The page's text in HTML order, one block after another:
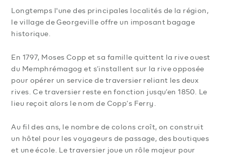
Longtemps l'une des principales localités de la région,
le village de Georgeville offre un imposant bagage
historique.
En 1797, Moses Copp et sa famille quittent la rive ouest
du Memphrémagog et s’installent sur la rive opposée
pour opérer un service de traversier reliant les deux
rives. Ce traversier reste en fonction jusqu’en 1850. Le
lieu reçoit alors le nom de Copp’s Ferry.
Au fil des ans, le nombre de colons croît, on construit
un hôtel pour les voyageurs de passage, des boutiques
et une école. Le traversier joue un rôle majeur pour